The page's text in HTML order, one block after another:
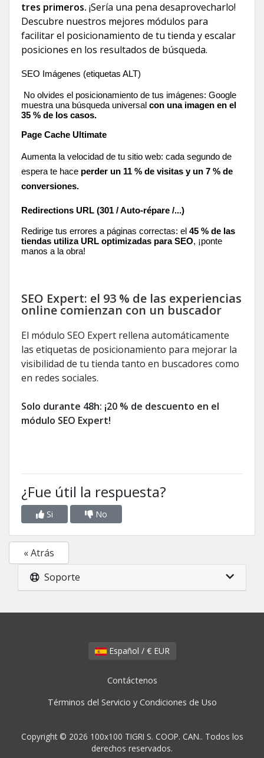
tres primeros. ¡Sería una pena desaprovecharlo!
Descubre nuestros mejores módulos para
facilitar el posicionamiento de tu tienda y escalar
posiciones en los resultados de búsqueda.
SEO Imágenes (etiquetas ALT)
No olvides el posicionamiento de tus imágenes: Google
muestra una búsqueda universal con una imagen en el
35 % de los casos.
Page Cache Ultimate
Aumenta la velocidad de tu sitio web: cada segundo de
espera te hace perder un 11 % de visitas y un 7 % de
conversiones.
Redirections URL (301 / Auto-répare /...)
Redirige tus errores a páginas correctas: el 45 % de las
tiendas utiliza URL optimizadas para SEO, ¡ponte
manos a la obra!
SEO Expert: el 93 % de las experiencias
online comienzan con un buscador
El módulo SEO Expert rellena automáticamente
las etiquetas de posicionamiento para mejorar la
visibilidad de tu tienda tanto en buscadores como
en redes sociales.
Solo durante 48h: ¡20 % de descuento en el
módulo SEO Expert!
¿Fue útil la respuesta?
Si No
« Atrás
Soporte
Español / € EUR
Contáctenos
Términos del Servicio y Condiciones de Uso
Copyright © 2026 100x100 TIGRI S. COOP. CAN.. Todos los
derechos reservados.